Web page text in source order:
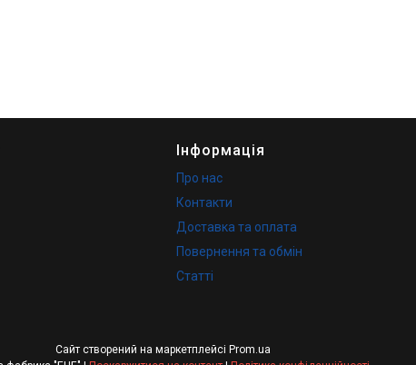
Інформація
Про нас
Контакти
Доставка та оплата
Повернення та обмін
Статті
Сайт створений на маркетплейсі Prom.ua